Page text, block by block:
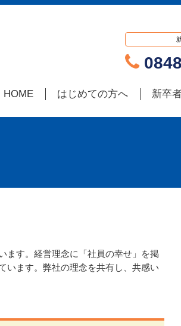
HOME はじめての方へ 新卒
ます。経営理念に「社員の幸せ」を掲
います。弊社の理念を共有し、共感い